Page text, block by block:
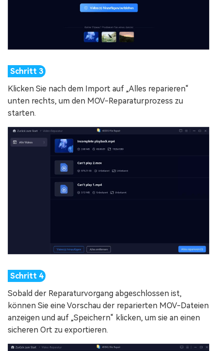
Klicken Sie nach dem Import auf „Alles reparieren“
unten rechts, um den MOV-Reparaturprozess zu
starten.
Sobald der Reparaturvorgang abgeschlossen ist,
können Sie eine Vorschau der reparierten MOV-Dateien
anzeigen und auf „Speichern“ klicken, um sie an einen
sicheren Ort zu exportieren.